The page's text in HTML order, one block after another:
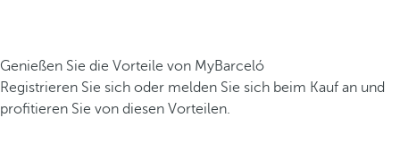
Genießen Sie die Vorteile von MyBarceló
Registrieren Sie sich oder melden Sie sich beim Kauf an und
profitieren Sie von diesen Vorteilen.